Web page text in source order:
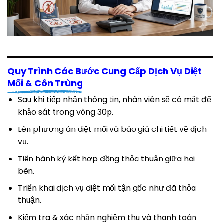
Quy Trình Các Bước Cung Cấp Dịch Vụ Diệt
Mối & Côn Trùng
Sau khi tiếp nhận thông tin, nhân viên sẽ có mặt để
khảo sát trong vòng 30p.
Lên phương án diệt mối và báo giá chi tiết về dịch
vụ.
Tiến hành ký kết hợp đồng thỏa thuận giữa hai
bên.
Triển khai dịch vụ diệt mối tận gốc như đã thỏa
thuận.
Kiểm tra & xác nhận nghiệm thu và thanh toán